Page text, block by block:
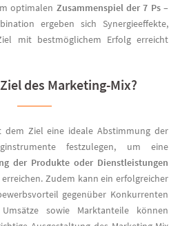
optimalen Zusammenspiel der 7 Ps–
ergeben sich Synergieeffekte,
mit bestmöglichem Erfolg erreicht
des Marketing-Mix?
dem Ziel eine ideale Abstimmung der
festzulegen, um eine
der Produkte oder Dienstleistungen
Zudem kann ein erfolgreicher
gegenüber Konkurrenten
sowie Marktanteile können